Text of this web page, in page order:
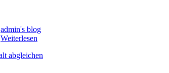
admin's blog
Weiterlesen